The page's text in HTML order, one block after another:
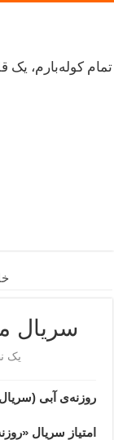
تمام کوله‌بارم، یک
سریال
یک
روزنه‌ی آبی (سریال
امتیاز سریال